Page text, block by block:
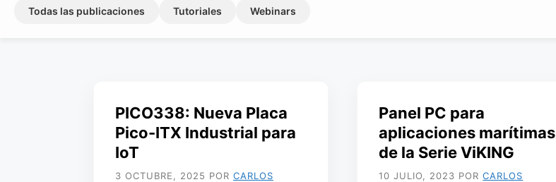
Todas las publicaciones Tutoriales Webinars
PICO338: Nueva Placa
Pico-ITX Industrial para
IoT
3 OCTUBRE, 2025 POR CARLOS
Panel PC para
aplicaciones marítimas
de la Serie ViKING
10 JULIO, 2023 PORCARLOS